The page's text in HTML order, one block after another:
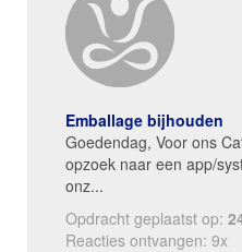
Emballage bijhouden
Goedendag, Voor ons
opzoek naar een app/
onz...
Opdracht geplaatst op:
Reacties ontvangen: 9x